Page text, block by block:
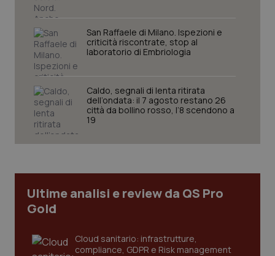
San Raffaele di Milano. Ispezioni e
criticità riscontrate, stop al
laboratorio di Embriologia
Caldo, segnali di lenta ritirata
dell’ondata: il 7 agosto restano 26
città da bollino rosso, l’8 scendono a
19
Ultime analisi e review da QS Pro
Gold
Cloud sanitario: infrastrutture,
compliance, GDPR e Risk management
Necessari Statistici Marketing
I cookie necessari contribuiscono a rendere fruibile il
sito web abilitandone funzionalità di base quali la
navigazione sulle pagine e l'accesso alle aree
funzionare correttamente senza questi cookie.
Fornitore/Dominio
VISITOR_PRIVACY_METADATA